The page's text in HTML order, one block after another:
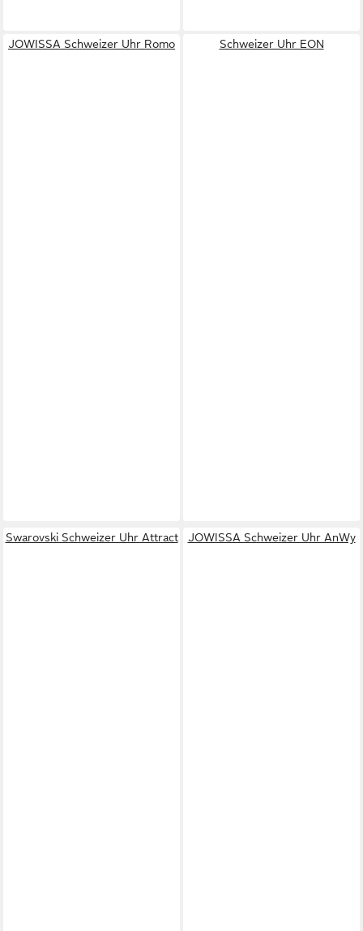
JOWISSA Schweizer Uhr Romo Schweizer Uhr EON
Swarovski Schweizer Uhr Attract JOWISSA Schweizer Uhr AnWy